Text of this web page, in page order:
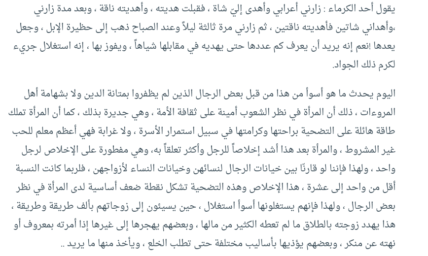
يقول أحد الكرماء : زارني أعرابي وأهدى إليّ شاة ، فقبلت هديته ، وأهديته ناقة ، وبعد مدة زارني
،وأهداني شاتين فأهديته ناقتين ، ثم زارني مرة ثالثة ليلاً وعند الصباح ذهب إلى حظيرة الإبل ، وجعل
يعدها !نعم إنه يريد أن يعرف كم عددها حتى يهديه في مقابلها شياهاً ، ويفوز بها ، إنه استغلال جريء
لكرم ذلك الجواد.
اليوم يحدث ما هو أسوأ من هذا من قبل بعض الرجال الذين لم يظفروا بمتانة الدين ولا بشهامة أهل
المروءات ، ذلك أن المرأة في نظر الشعوب أمينة على ثقافة الأمة ، وهي جديرة بذلك ، كما أن المرأة تملك
طاقة هائلة على التضحية براحتها وكرامتها في سبيل استمرار الأسرة ، ولا غرابة فهي أعظم معلم للحب
غير المشروط ، والمرأة بعد هذا أشد إخلاصاً للرجل وأكثر تعلقاً به، وهي مفطورة على الإخلاص لرجل
واحد ، ولهذا فإننا لو قارنّا بين خيانات الرجال لنسائهن وخيانات النساء لأزواجهن ، فلربما كانت النسبة
أقل من واحد إلى عشرة ، هذا الإخلاص وهذه التضحية تشكل نقطة ضعف أساسية لدى المرأة في نظر
بعض الرجال ، ولهذا فإنهم يستغلونها أسوأ استغلال ، حين يسيئون إلى زوجاتهم بألف طريقة وطريقة ،
هذا يهدد زوجته بالطلاق ما لم تعطه الكثير من مالها ، وبعضهم يهجرها إلى غيرها إذا أمرته بمعروف أو
نهته عن منكر ، وبعضهم يؤذيها بأساليب مختلفة حتى تطلب الخلع ، ويأخذ منها ما يريد ..